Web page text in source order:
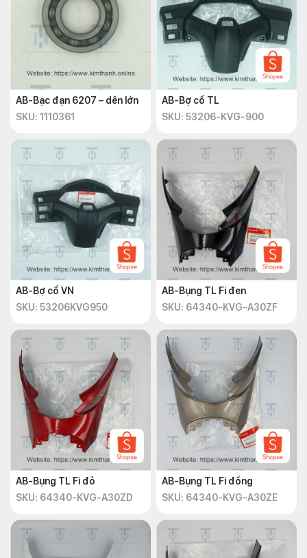
AB-Bạc đạn 6207 – dên lớn
SKU: 1110361
AB-Bợ cổ TL
SKU: 53206-KVG-900
AB-Bợ cổ VN
SKU: 53206KVG950
AB-Bụng TL Fi đen
SKU: 64340-KVG-A30ZF
AB-Bụng TL Fi đỏ
SKU: 64340-KVG-A30ZD
AB-Bụng TL Fi đồng
SKU: 64340-KVG-A30ZE